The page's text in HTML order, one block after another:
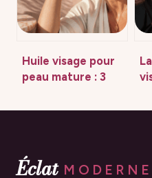
Huile visage pour
peau mature : 3
pour retrouver
Éclat MODERNE